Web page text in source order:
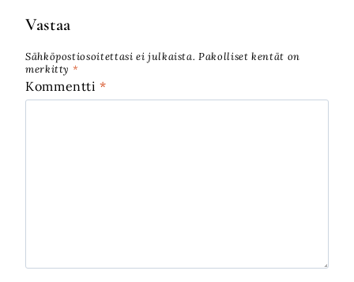
Vastaa
Sähköpostiosoitettasi ei julkaista. Pakolliset kentät on
merkitty *
Kommentti*